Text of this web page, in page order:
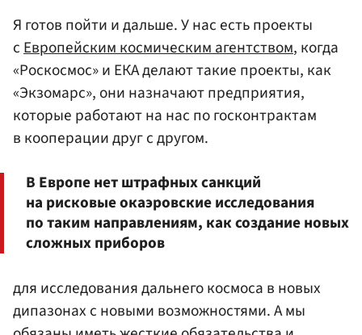
Я готов пойти и дальше. У нас есть проекты
сЕвропейским космическим агентством, когда
«Роскосмос» и ЕКА делают такие проекты, как
«Экзомарс», они назначают предприятия,
которые работают на нас по госконтрактам
в кооперации друг с другом.
В Европе нет штрафных санкций
на рисковые окаэровские исследования
по таким направлениям, как создание новых
сложных приборов
для исследования дальнего космоса в новых
дипазонах с новыми возможностями. А мы